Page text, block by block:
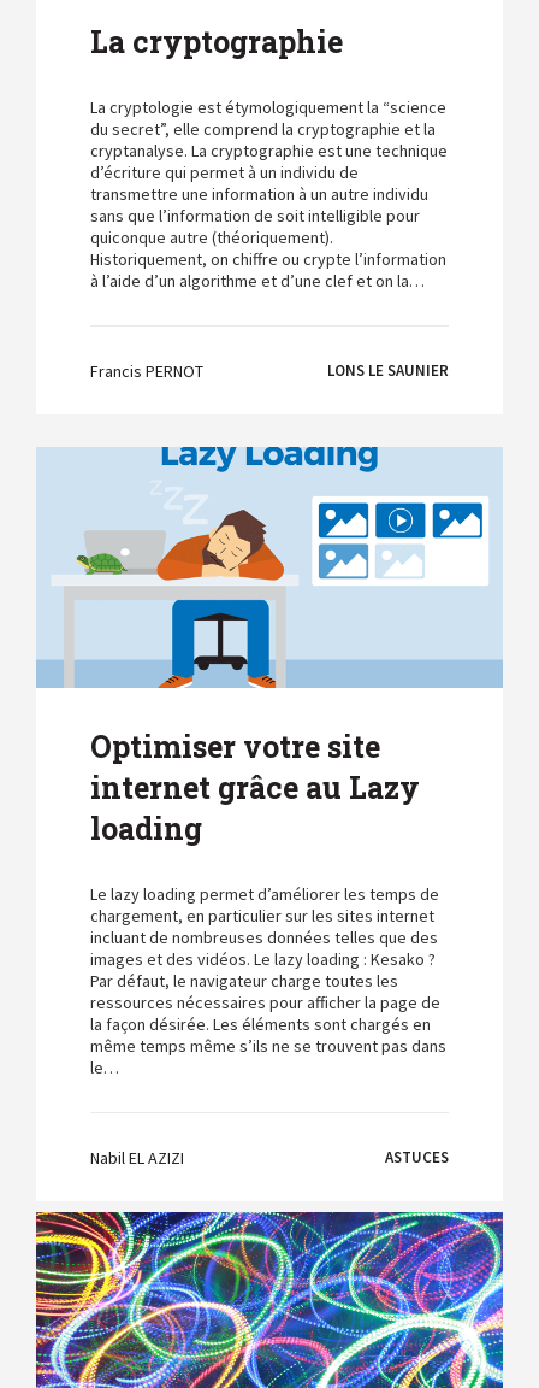
La cryptographie
La cryptologie est étymologiquement la “science
du secret”, elle comprend la cryptographie et la
cryptanalyse. La cryptographie est une technique
d’écriture qui permet à un individu de
transmettre une information à un autre individu
sans que l’information de soit intelligible pour
quiconque autre (théoriquement).
Historiquement, on chiffre ou crypte l’information
à l’aide d’un algorithme et d’une clef et on la…
Francis PERNOT LONS LE SAUNIER
Optimiser votre site
internet grâce au Lazy
loading
Le lazy loading permet d’améliorer les temps de
chargement, en particulier sur les sites internet
incluant de nombreuses données telles que des
images et des vidéos. Le lazy loading : Kesako ?
Par défaut, le navigateur charge toutes les
ressources nécessaires pour afficher la page de
la façon désirée. Les éléments sont chargés en
même temps même s’ils ne se trouvent pas dans
le…
Nabil EL AZIZI ASTUCES